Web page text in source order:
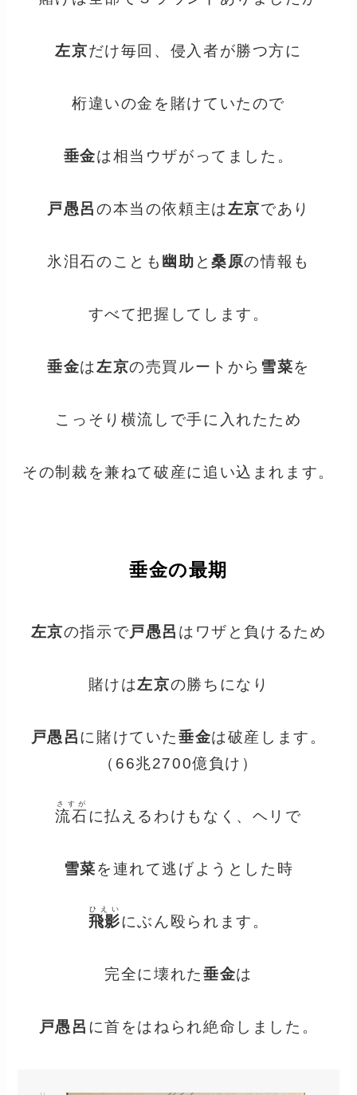
左京だけ毎回、侵入者が勝つ方に
桁違いの金を賭けていたので
垂金は相当ウザがってました。
戸愚呂の本当の依頼主は左京であり
氷泪石のことも 幽助 と桑原の情報も
すべて把握してします。
垂金は左京の売買ルートから 雪菜を
こっそり横流しで手に入れたため
その制裁を兼ねて破産に追い込まれます。
垂金の最期
左京の指示で戸愚呂 はワザと負けるため
賭けは左京の勝ちになり
戸愚呂に賭けていた垂金は破産します。
（66兆2700億負け）
流石
さすが
に払えるわけもなく、ヘリで
雪菜を連れて逃げようとした時
飛影
ひえい
にぶん殴られます。
完全に壊れた垂金は
戸愚呂 に首をはねられ絶命しました。